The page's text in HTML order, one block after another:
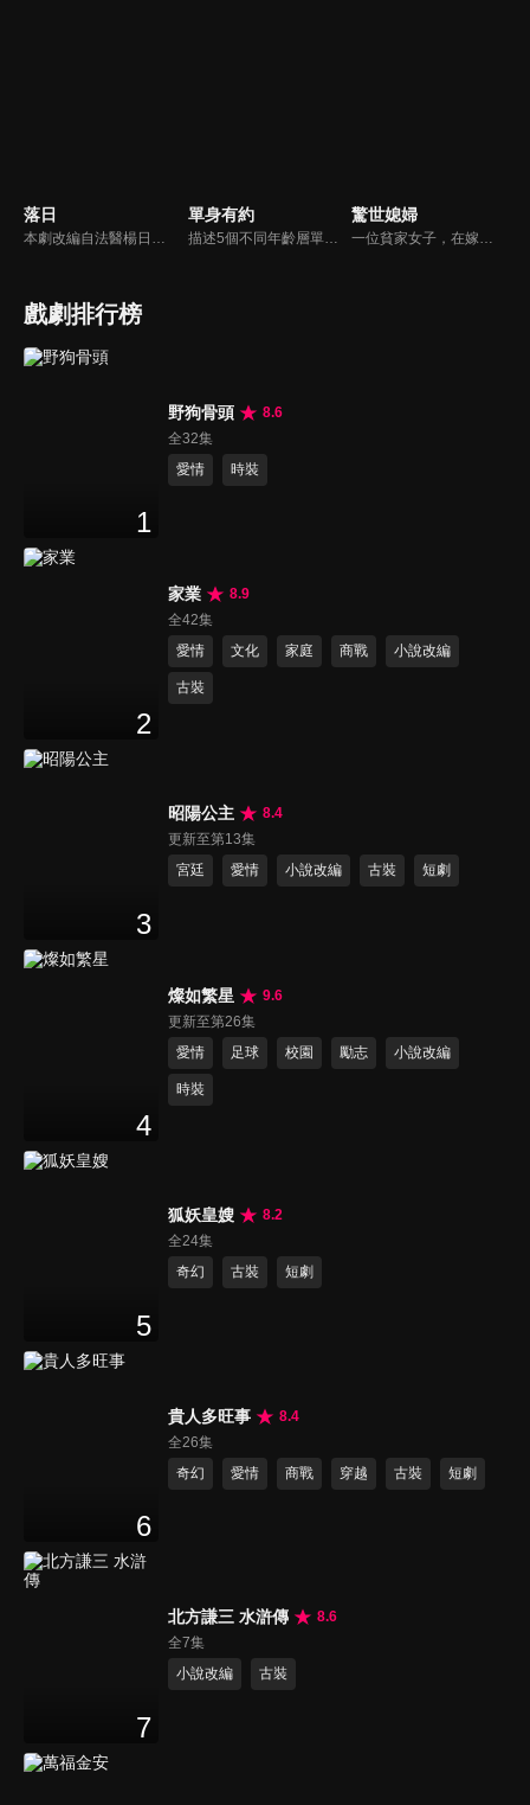
落日
本劇改編自法醫楊日松先生一生所遭遇的真實案件。敘述終身奉獻台灣法醫志業、不求名利但求正義的法醫楊百川(劇中名)，及其從事於第一線法網工作的摯友、長官及學生，所共同面臨的刑事案件挑戰，是一部題材特殊且富社會意義的傳記式警匪推理劇集。
單身有約
描述5個不同年齡層單身女子的愛情、婚姻觀。
驚世媳婦
一位貧家女子，在嫁入豪門之後，飽受婆婆之迫害，最後終至被驅逐出門，而這一切之始作俑者，為家裡之管家，而豪門也在管家的陰謀設計下，終至衰敗...
戲劇排行榜
1
野狗骨頭
8.6
全32集
愛情
時裝
2
家業
8.9
全42集
愛情
文化 家庭 商戰 小說改編
古裝
3
昭陽公主
8.4
更新至第13集
宮廷
愛情 小說改編 古裝 短劇
4
燦如繁星
9.6
更新至第26集
愛情
足球 校園 勵志 小說改編
時裝
5
狐妖皇嫂
8.2
全24集
奇幻
古裝 短劇
6
貴人多旺事
8.4
全26集
奇幻
愛情 商戰 穿越 古裝 短劇
7
北方謙三 水滸傳
8.6
全7集
小說改編
古裝